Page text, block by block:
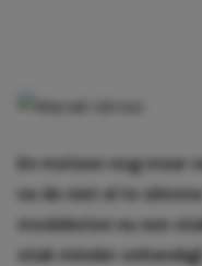
En meteen nog maar
na de niet al te
modeketen nu een
stuk minder